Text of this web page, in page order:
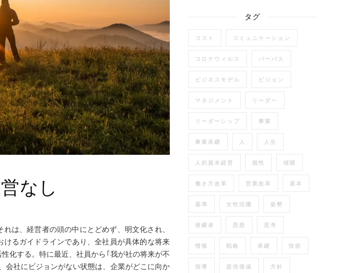
なし
は、経営者の頭の中にとどめず、明文化され、
るガイドラインであり、全社員が具体的な将来
化する。特に最近、社員から｢我が社の将来が不
会社にビジョンがない状態は、企業がどこに向か
タグ
コスト コミュニケーション
コロナウィルス パーパス
ビジネスモデル ビジョン
マネジメント リーダー
リーダーシップ 事業
事業承継 人 人生
人的資本経営 個性 傾聴
働き方改革 営業改革 基本
基準 女性活躍 姿勢
後継者 思想 思考
情報 戦略 承継 技術
指導 提供価値 方針